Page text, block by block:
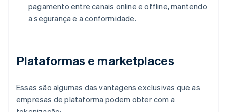
pagamento entre canais online e offline, mantendo
a segurança e a conformidade.
Plataformas e marketplaces
Essas são algumas das vantagens exclusivas que as
empresas de plataforma podem obter com a